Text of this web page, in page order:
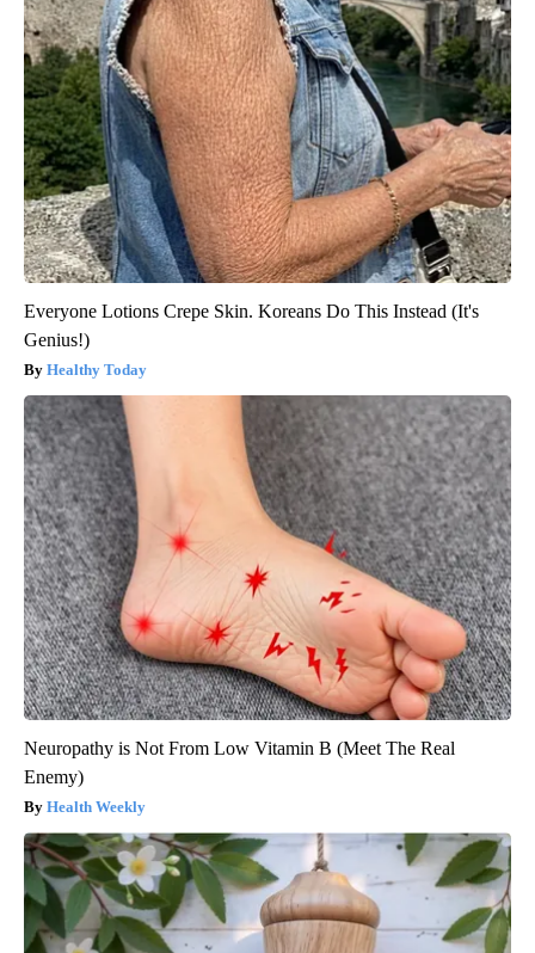
Everyone Lotions Crepe Skin. Koreans Do This Instead (It's
Genius!)
Healthy Today
Neuropathy is Not From Low Vitamin B (Meet The Real
Enemy)
Health Weekly